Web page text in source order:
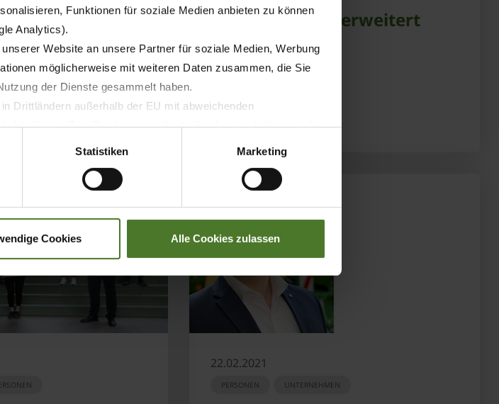
Funktionen für soziale Medien anbieten zu können
Analytics).
Website an unsere Partner für soziale Medien, Werbung
möglicherweise mit weiteren Daten zusammen, die Sie
der Dienste gesammelt haben.
Drittländern außerhalb der EU mit abweichenden
Zugriffen bzw. von Kontrollverlust bzgl. übermittelter
Statistiken Marketing
Cookies Alle Cookies zulassen
Horstmann
Denkmünze
KRONE Gruppe erweitert
Vorstand
22.02.2021
PERSONEN UNTERNEHMEN